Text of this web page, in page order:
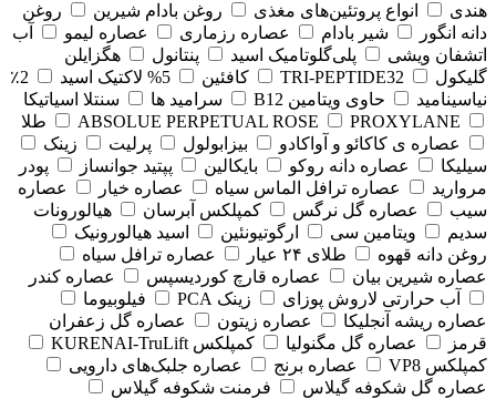
هندی
انواع پروتئین‌های مغذی روغن بادام شیرین
روغن
دانه انگور
شیر بادام عصاره رزماری عصاره لیمو
آب
اتشفان ویشی
پلی‌گلوتامیک اسید پنتانول
هگزایلن
گلیکول
TRI-PEPTIDE32 کافئین 5% لاکتیک اسید
2٪
نیاسینامید
حاوی ویتامین B12 سرامید ها
سنتلا اسیاتیکا
ABSOLUE PERPETUAL ROSE
PROXYLANE
طلا
عصاره ی کاکائو و آواکادو
بیزابولول پرلیت
زینک
سیلیکا
عصاره دانه روکو بایکالین پپتید جوانساز
پودر
مروارید
عصاره ترافل الماس سیاه عصاره خیار
عصاره
سیب
عصاره گل نرگس کمپلکس آبرسان
هیالورونات
سدیم
ویتامین سی ارگوتیونئین
اسید هیالورونیک
روغن دانه قهوه
طلای ۲۴ عیار
عصاره ترافل سیاه
عصاره شیرین بیان
عصاره قارچ کوردیسپس
عصاره کندر
آب حرارتی لاروش پوزای
زینک PCA
فیلوبیوما
عصاره ریشه آنجلیکا
عصاره زیتون
عصاره گل زعفران
قرمز
عصاره گل مگنولیا
کمپلکس KURENAI-TruLift
کمپلکس VP8
عصاره برنج
عصاره جلبک‌های دارویی
عصاره گل شکوفه گیلاس
فرمنت شکوفه گیلاس